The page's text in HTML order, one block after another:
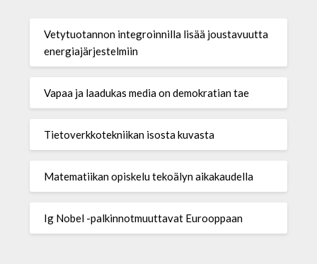
Vetytuotannon integroinnilla lisää joustavuutta
energiajärjestelmiin
Vapaa ja laadukas media on demokratian tae
Tietoverkkotekniikan isosta kuvasta
Matematiikan opiskelu tekoälyn aikakaudella
Ig Nobel -palkinnotmuuttavat Eurooppaan